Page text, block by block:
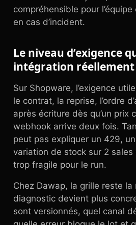
compréhensible pour
en cas d’incident.
Le niveau d’exigence
intégration
Sur Shopware, l’exigence
le contrat, la reprise, l’ordre
après écriture dès qu’un prix
webhook arrive deux fois.
peut pas expliquer un 429,
variation de stock sur 2 sales
trop fragile pour le run.
Chez Dawap, la grille reste la
diagnostic devient plus
sont versionnés, quel canal